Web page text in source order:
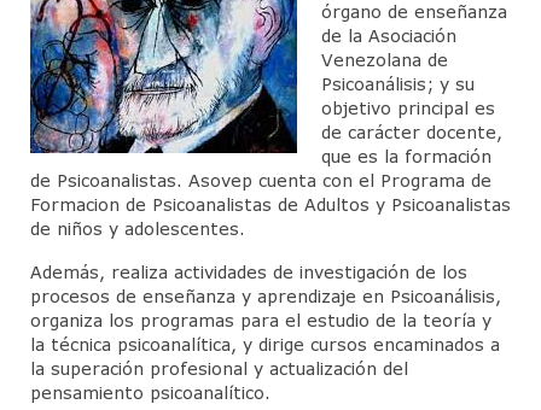
CineForo
Cineforo – Hater
Cineforo – El Silencio de Otros
CineForo – las 50 Sombras de Grey
Cine Foro – La Isla Siniestra
CineForo – Guillaume y los chicos… ¡a la
mesa!
CineForo – El Pasado
CineForo – Malefica
órgano de enseñanza
de la Asociación
Venezolana de
Psicoanálisis; y su
objetivo principal es
de carácter docente,
que es la formación
de Psicoanalistas. Asovep cuenta con el Programa de
Formacion de Psicoanalistas de Adultos y Psicoanalistas
de niños y adolescentes.
Además, realiza actividades de investigación de los
procesos de enseñanza y aprendizaje en Psicoanálisis,
organiza los programas para el estudio de la teoría y
la técnica psicoanalítica, y dirige cursos encaminados a
la superación profesional y actualización del
pensamiento psicoanalítico.